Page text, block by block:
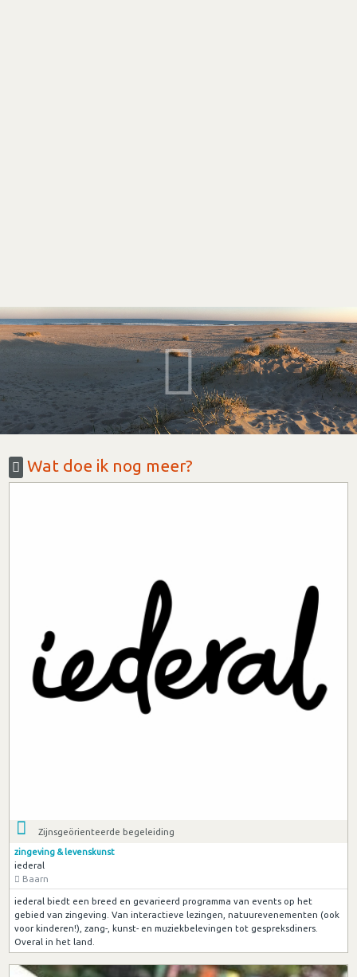
Wat doe ik nog meer?
Zijnsgeörienteerde begeleiding
zingeving & levenskunst
iederal
Baarn
iederal biedt een breed en gevarieerd programma van events op het
gebied van zingeving. Van interactieve lezingen, natuurevenementen (ook
voor kinderen!), zang-, kunst- en muziekbelevingen tot gespreksdiners.
Overal in het land.